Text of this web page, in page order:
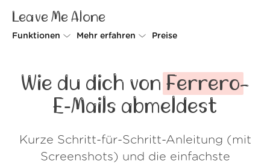
Leave Me Alone
Funktionen
Spam Blocker
Mehr erfahren
Kundenstimmen
Preise
Wie du dich von Ferrero-
E‑Mails abmeldest
Kurze Schritt-für-Schritt-Anleitung (mit
Screenshots) und die einfachste